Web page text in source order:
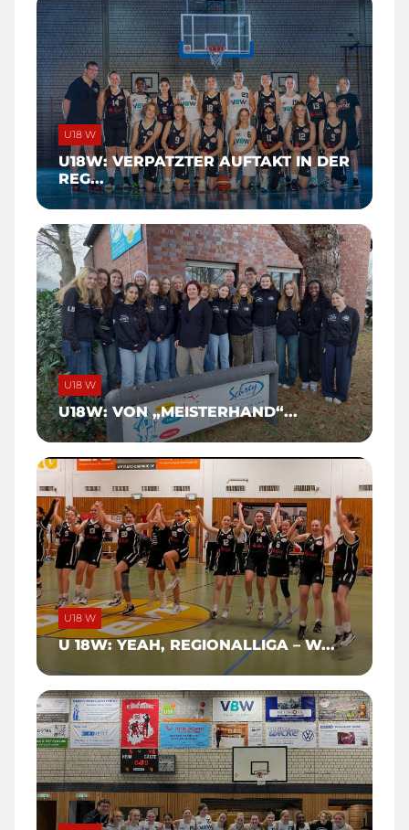
U18 W
U18W: VERPATZTER AUFTAKT IN DER
REG...
U18 W
U18W: VON „MEISTERHAND“...
U18 W
U 18W: YEAH, REGIONALLIGA – W...